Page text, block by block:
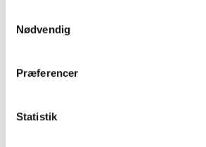
Nødvendig
Præferencer
Statistik